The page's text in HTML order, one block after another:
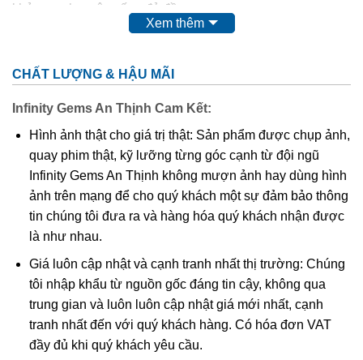
khỏe mạnh, cuộc sống đủ đầy.
nghệ nhân điêu khắc nên Ngài cũng quý và sang không
kém như: các loại gỗ quý, đá quý,…
công ty, nơi công cộng thì hình ảnh Ngài cũng được điêu
khắc tinh xảo trên nền mặt dây chuyền. Điều này giúp
chúng ta có thể mang Phật bên mình mọi lúc mọi nơi để
phù hộ độ trì,…Và mặt dây chuyềnPhật Di Lặccũng được
nhiều tín đồ kể cả tín ngưỡng Phật hay không tín ngưỡng
đều ưa chuộng.
Xem thêm
CHẤT LƯỢNG & HẬU MÃI
Infinity Gems An Thịnh Cam Kết:
Hình ảnh thật cho giá trị thật: Sản phẩm được chụp ảnh,
quay phim thật, kỹ lưỡng từng góc cạnh từ đội ngũ
Infinity Gems An Thịnh không mượn ảnh hay dùng hình
ảnh trên mạng để cho quý khách một sự đảm bảo thông
tin chúng tôi đưa ra và hàng hóa quý khách nhận được
là như nhau.
Giá luôn cập nhật và cạnh tranh nhất thị trường: Chúng
tôi nhập khẩu từ nguồn gốc đáng tin cậy, không qua
trung gian và luôn luôn cập nhật giá mới nhất, cạnh
tranh nhất đến với quý khách hàng. Có hóa đơn VAT
đầy đủ khi quý khách yêu cầu.